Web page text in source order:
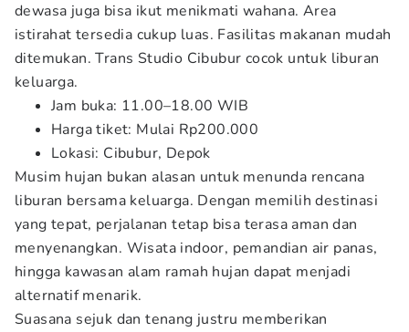
dewasa juga bisa ikut menikmati wahana. Area
istirahat tersedia cukup luas. Fasilitas makanan mudah
ditemukan. Trans Studio Cibubur cocok untuk liburan
keluarga.
Jam buka: 11.00–18.00 WIB
Harga tiket: Mulai Rp200.000
Lokasi: Cibubur, Depok
Musim hujan bukan alasan untuk menunda rencana
liburan bersama keluarga. Dengan memilih destinasi
yang tepat, perjalanan tetap bisa terasa aman dan
menyenangkan. Wisata indoor, pemandian air panas,
hingga kawasan alam ramah hujan dapat menjadi
alternatif menarik.
Suasana sejuk dan tenang justru memberikan